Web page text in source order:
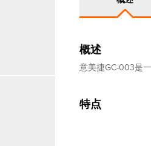
概述
意美捷GC-003是
特点